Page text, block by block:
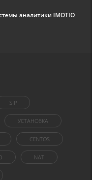
аналитики IMOTIO
SIP
УСТАНОВКА
CENTOS
NAT